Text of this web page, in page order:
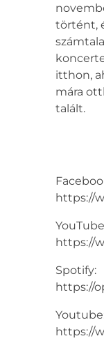
történt,
itthon,
mára
talált.
https://
https://
Spotify:
https://
https://